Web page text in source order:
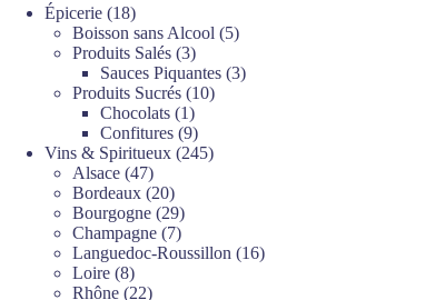
Épicerie 1818
produits
Boisson sans Alcool 55
Produits Salés 33
produits
Sauces Piquantes 33
Produits Sucrés 1010
Chocolats 11
produit
Confitures 99
produits
Vins & Spiritueux 245245
Alsace 4747
produits
Bordeaux 2020
produits
Bourgogne 2929
produits
Champagne 77
produits
Languedoc-Roussillon 1616
Loire 88
produits
Rhône 2222